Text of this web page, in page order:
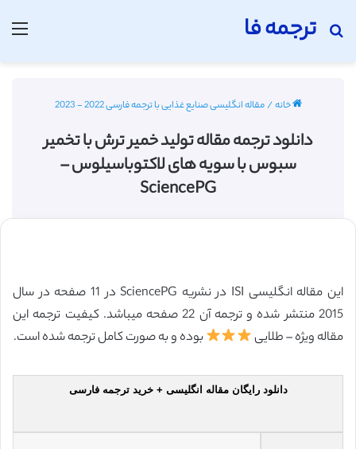
ترجمه فا
جستجو برای
خانه/مقاله انگلیسی صنایع غذایی با ترجمه فارسی 2022 - 2023
دانلود ترجمه مقاله تولید خمیر ترش با تخمیر
سبوس با سویه های لاکتوباسیلوس –
SciencePG
این مقاله انگلیسی ISI در نشریه SciencePG در 11 صفحه در سال
2015 منتشر شده و ترجمه آن 22 صفحه میباشد. کیفیت ترجمه این
مقاله ویژه – طلایی
بوده و به صورت کامل ترجمه شده است.
دانلود رایگان مقاله انگلیسی + خرید ترجمه فارسی